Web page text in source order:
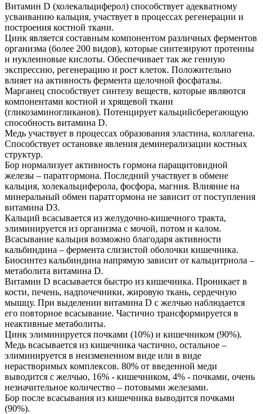
Витамин D (холекальциферол) способствует адекватному
усваиванию кальция, участвует в процессах регенерации и
построения костной ткани.
Цинк является составным компонентом различных ферментов
организма (более 200 видов), которые синтезируют протеины
и нуклеиновые кислоты. Обеспечивает так же генную
экспрессию, регенерацию и рост клеток. Положительно
влияет на активность фермента щелочной фосфатазы.
Марганец способствует синтезу веществ, которые являются
компонентами костной и хрящевой ткани
(гликозаминогликанов). Потенцирует кальцийсберегающую
способность витамина D.
Медь участвует в процессах образования эластина, коллагена.
Способствует остановке явления деминерализации костных
структур.
Бор нормализует активность гормона паращитовидной
железы – паратгормона. Последний участвует в обмене
кальция, холекальциферола, фосфора, магния. Влияние на
минеральный обмен паратгормона не зависит от поступления
витамина D3.
Кальций всасывается из желудочно-кишечного тракта,
элиминируется из организма с мочой, потом и калом.
Всасывание кальция возможно благодаря активности
кальбиндина – фермента слизистой оболочки кишечника.
Биосинтез кальбиндина напрямую зависит от кальцитриола –
метаболита витамина D.
Витамин D всасывается быстро из кишечника. Проникает в
кости, печень, надпочечники, жировую ткань, сердечную
мышцу. При выделении витамина D с желчью наблюдается
его повторное всасывание. Частично трансформируется в
неактивные метаболиты.
Цинк элиминируется почками (10%) и кишечником (90%).
Медь всасывается из кишечника частично, остальное –
элиминируется в неизмененном виде или в виде
нерастворимых комплексов. 80% от введенной меди
выводится с желчью, 16% - кишечником, 4% - почками, очень
незначительное количество – потовыми железами.
Бор после всасывания из кишечника выводится почками
(90%).